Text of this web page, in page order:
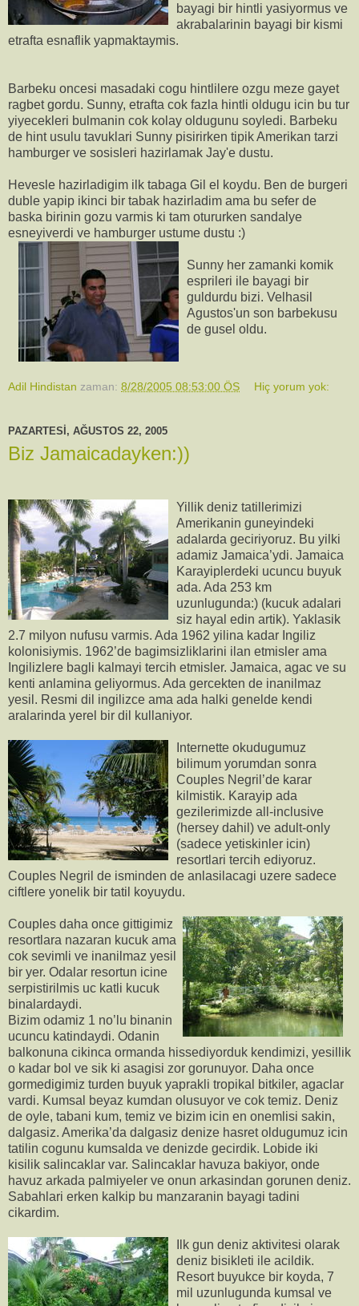
bayagi bir hintli yasiyormus ve
akrabalarinin bayagi bir kismi
etrafta esnaflik yapmaktaymis.
Barbeku oncesi masadaki cogu hintlilere ozgu meze gayet
ragbet gordu. Sunny, etrafta cok fazla hintli oldugu icin bu tur
yiyecekleri bulmanin cok kolay oldugunu soyledi. Barbeku
de hint usulu tavuklari Sunny pisirirken tipik Amerikan tarzi
hamburger ve sosisleri hazirlamak Jay'e dustu.
Hevesle hazirladigim ilk tabaga Gil el koydu. Ben de burgeri
duble yapip ikinci bir tabak hazirladim ama bu sefer de
baska birinin gozu varmis ki tam otururken sandalye
esneyiverdi ve hamburger ustume dustu :)
Sunny her zamanki komik
esprileri ile bayagi bir
guldurdu bizi. Velhasil
Agustos'un son barbekusu
de gusel oldu.
Adil Hindistan zaman: 8/28/2005 08:53:00 ÖS Hiç yorum yok:
PAZARTESI, AĞUSTOS 22, 2005
Biz Jamaicadayken:))
Yillik deniz tatillerimizi
Amerikanin guneyindeki
adalarda geciriyoruz. Bu yilki
adamiz Jamaica’ydi. Jamaica
Karayiplerdeki ucuncu buyuk
ada. Ada 253 km
uzunlugunda:) (kucuk adalari
siz hayal edin artik). Yaklasik
2.7 milyon nufusu varmis. Ada 1962 yilina kadar Ingiliz
kolonisiymis. 1962’de bagimsizliklarini ilan etmisler ama
Ingilizlere bagli kalmayi tercih etmisler. Jamaica, agac ve su
kenti anlamina geliyormus. Ada gercekten de inanilmaz
yesil. Resmi dil ingilizce ama ada halki genelde kendi
aralarinda yerel bir dil kullaniyor.
Internette okudugumuz
bilimum yorumdan sonra
Couples Negril’de karar
kilmistik. Karayip ada
gezilerimizde all-inclusive
(hersey dahil) ve adult-only
(sadece yetiskinler icin)
resortlari tercih ediyoruz.
Couples Negril de isminden de anlasilacagi uzere sadece
ciftlere yonelik bir tatil koyuydu.
Couples daha once gittigimiz
resortlara nazaran kucuk ama
cok sevimli ve inanilmaz yesil
bir yer. Odalar resortun icine
serpistirilmis uc katli kucuk
binalardaydi.
Bizim odamiz 1 no’lu binanin
ucuncu katindaydi. Odanin
balkonuna cikinca ormanda hissediyorduk kendimizi, yesillik
o kadar bol ve sik ki asagisi zor gorunuyor. Daha once
gormedigimiz turden buyuk yaprakli tropikal bitkiler, agaclar
vardi. Kumsal beyaz kumdan olusuyor ve cok temiz. Deniz
de oyle, tabani kum, temiz ve bizim icin en onemlisi sakin,
dalgasiz. Amerika’da dalgasiz denize hasret oldugumuz icin
tatilin cogunu kumsalda ve denizde gecirdik. Lobide iki
kisilik salincaklar var. Salincaklar havuza bakiyor, onde
havuz arkada palmiyeler ve onun arkasindan gorunen deniz.
Sabahlari erken kalkip bu manzaranin bayagi tadini
cikardim.
Ilk gun deniz aktivitesi olarak
deniz bisikleti ile acildik.
Resort buyukce bir koyda, 7
mil uzunlugunda kumsal ve